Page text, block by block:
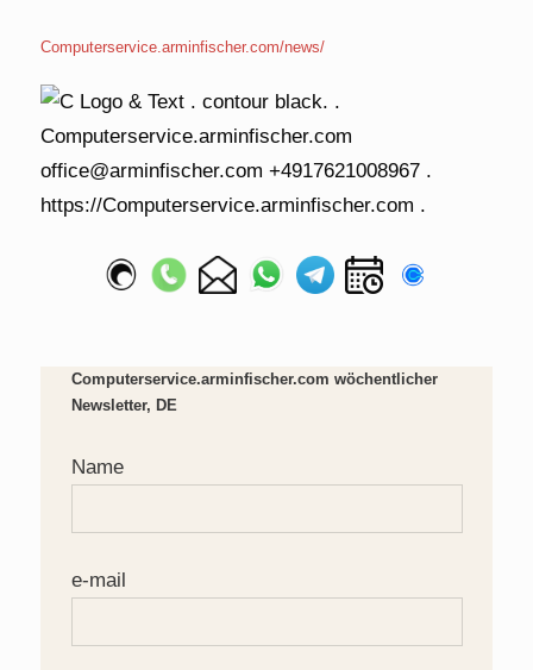
Computerservice.arminfischer.com/news/
Computerservice.arminfischer.com wöchentlicher
Newsletter, DE
Name
e-mail